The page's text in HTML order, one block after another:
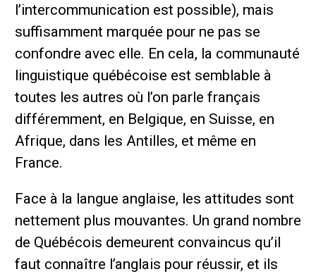
l’intercommunication est possible), mais
suffisamment marquée pour ne pas se
confondre avec elle. En cela, la communauté
linguistique québécoise est semblable à
toutes les autres où l’on parle français
différemment, en Belgique, en Suisse, en
Afrique, dans les Antilles, et même en
France.
Face à la langue anglaise, les attitudes sont
nettement plus mouvantes. Un grand nombre
de Québécois demeurent convaincus qu’il
faut connaître l’anglais pour réussir, et ils